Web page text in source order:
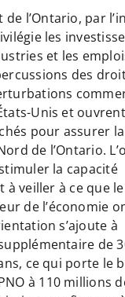
de l’Ontario, par
les
et les
des
Unis et
pour assurer
de l’Ontario.
la capacité
à veiller à ce que
de l’économie
s’ajoute à
de
ce qui porte le
à 110 millions